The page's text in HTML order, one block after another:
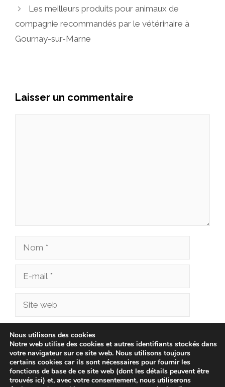
Les meilleurs produits pour animaux de
compagnie recommandés par le vétérinaire à
Gournay-sur-Marne
Laisser un commentaire
Nom
Site
Enregistrer mon nom, mon e-mail et mon site
dans le navigateur pour mon prochain
commentaire.
Nous utilisons des cookies
Notre web utilise des cookies et autres identifiants stockés dans
votre navigateur sur ce site web. Nous utilisons toujours
certains cookies car ils sont nécessaires pour fournir les
fonctions de base de ce site web (dont les détails peuvent être
trouvés ici) et, avec votre consentement, nous utiliserons